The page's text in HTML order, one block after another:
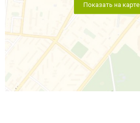
Показать на карте